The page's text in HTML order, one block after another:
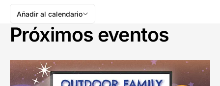
Añadir al calendario
Próximos eventos